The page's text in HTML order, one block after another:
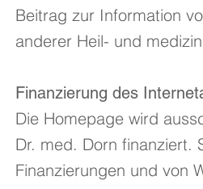
Beitrag zur Information
anderer Heil- und
Finanzierung des
Die Homepage wird
Dr. med. Dorn finanziert.
Finanzierungen und von